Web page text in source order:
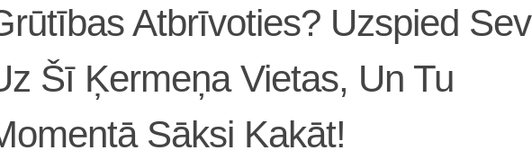
Atbrīvoties? Uzspied Sev
Šī Ķermeņa Vietas, Un Tu
Sāksi Kakāt!